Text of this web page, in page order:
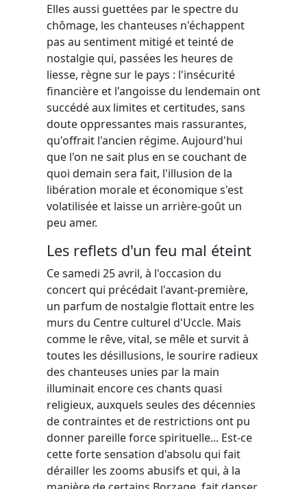
Elles aussi guettées par le spectre du
chômage, les chanteuses n'échappent
pas au sentiment mitigé et teinté de
nostalgie qui, passées les heures de
liesse, règne sur le pays : l'insécurité
financière et l'angoisse du lendemain ont
succédé aux limites et certitudes, sans
doute oppressantes mais rassurantes,
qu'offrait l'ancien régime. Aujourd'hui
que l'on ne sait plus en se couchant de
quoi demain sera fait, l'illusion de la
libération morale et économique s'est
volatilisée et laisse un arrière-goût un
peu amer.
Les reflets d'un feu mal éteint
Ce samedi 25 avril, à l'occasion du
concert qui précédait l'avant-première,
un parfum de nostalgie flottait entre les
murs du Centre culturel d'Uccle. Mais
comme le rêve, vital, se mêle et survit à
toutes les désillusions, le sourire radieux
des chanteuses unies par la main
illuminait encore ces chants quasi
religieux, auxquels seules des décennies
de contraintes et de restrictions ont pu
donner pareille force spirituelle... Est-ce
cette forte sensation d'absolu qui fait
dérailler les zooms abusifs et qui, à la